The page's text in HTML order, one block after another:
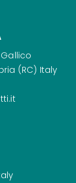
(RC) Italy